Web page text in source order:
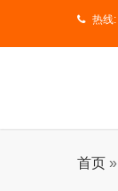
热线:
首页 »